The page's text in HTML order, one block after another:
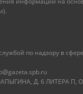
по надзору в
Д. 6 ЛИТЕРА П,